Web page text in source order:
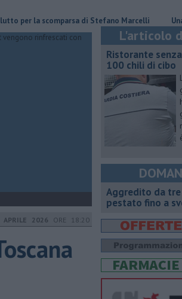
di Stefano Marcelli Una sonda
APRILE 2026 ORE 18:20
L'articolo
Ristorante
100 chili di cibo
Aggredito da
pestato fino a